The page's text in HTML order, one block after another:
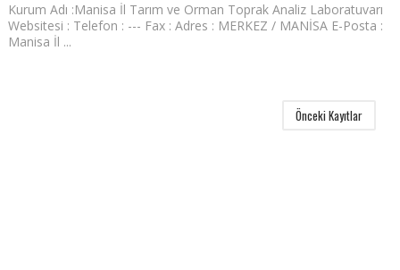
Kurum Adı :Manisa İl Tarım ve Orman Toprak Analiz Laboratuvarı
Websitesi : Telefon : --- Fax : Adres : MERKEZ / MANİSA E-Posta :
Manisa İl ...
Önceki Kayıtlar